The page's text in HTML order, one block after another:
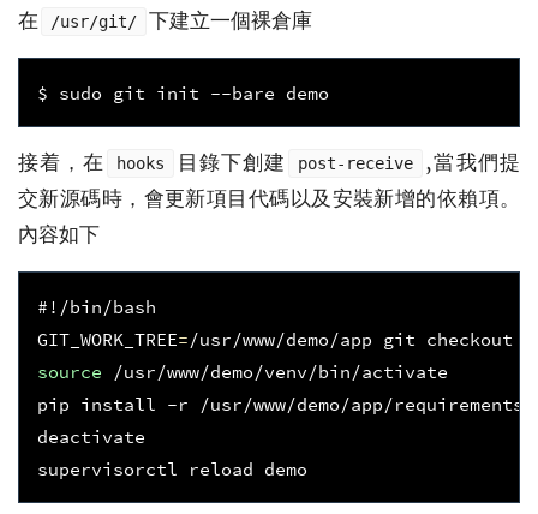
在
/usr/git/ 下建立一個裸倉庫
接着，在 hooks 目錄下創建 post-receive
,當我們提
交新源碼時，會更新項目代碼以及安裝新增的依賴項。
內容如下
#!/bin/bash
GIT_WORK_TREE=
source /usr/www/demo/venv/bin/activate
pip install -r /usr/www/demo/app/
deactivate